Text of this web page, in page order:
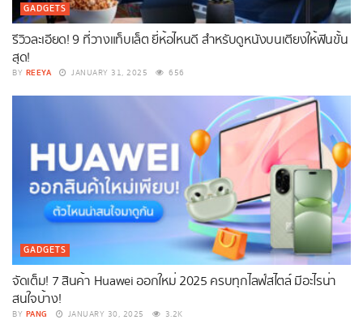
GADGETS
รีวิวละเอียด! 9 ที่วางแท็บเล็ต ยี่ห้อไหนดี สำหรับดูหนังบนเตียงให้ฟินขั้น
สุด!
BY REEYA JANUARY 31, 2025 656
GADGETS
จัดเต็ม! 7 สินค้า Huawei ออกใหม่ 2025 ครบทุกไลฟ์สไตล์ มีอะไรน่า
สนใจบ้าง!
BY PANG JANUARY 30, 2025 3.2K